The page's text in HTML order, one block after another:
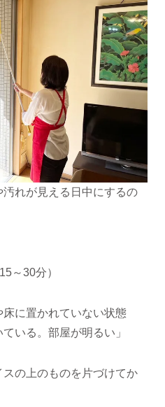
れが見える日中にするの
～30分）
に置かれていない状態
いる。部屋が明るい」
スの上のものを片づけてか